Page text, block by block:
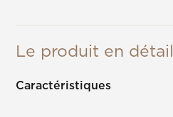
Le produit en détail
Caractéristiques